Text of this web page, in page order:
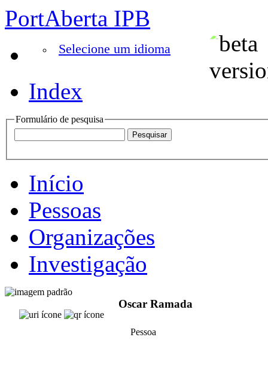
PortAberta IPB
Selecione um idioma
Index
Formulário de pesquisa
Início
Pessoas
Organizações
Investigação
Oscar Ramada
Pessoa